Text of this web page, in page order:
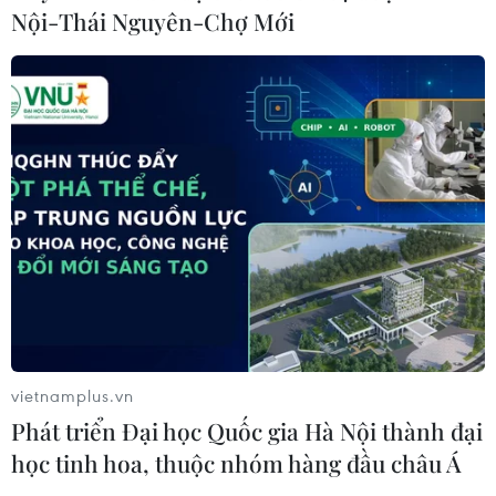
Khởi động RE:ACT: Thử thách thanh
niên đổi mới sáng tạo vì cộng đồng
bền vững
Hạ tầng AI - động lực tăng trưởng
mới của Đông Nam Á
07/08/2026 10:19
Quân khu 7 đẩy mạnh ứng dụng
khoa học-công nghệ trong tìm kiếm,
quy tập hài cốt liệt sỹ
07/08/2026 08:45
Nội-Thái Nguyên-Chợ Mới
vietnamplus.vn
Phát triển Đại học Quốc gia Hà Nội thành đại
học tinh hoa, thuộc nhóm hàng đầu châu Á